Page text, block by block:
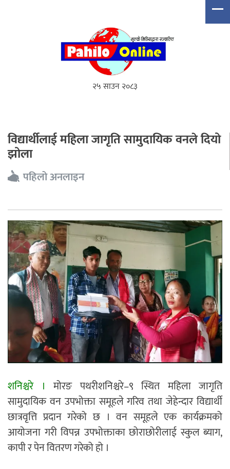
२५ साउन २०८३
विद्यार्थीलाई महिला जागृति सामुदायिक वनले दियो
झोला
पहिलो अनलाइन
शनिश्चरे । मोरङ पथरीशनिश्चरे–९ स्थित महिला जागृति
सामुदायिक वन उपभोक्ता समूहले गरिव तथा जेहेन्दार विद्यार्थी
छात्रवृत्ति प्रदान गरेको छ । वन समूहले एक कार्यक्रमको
आयोजना गरी विपन्न उपभोक्ताका छोराछोरीलाई स्कुल ब्याग,
कापी र पेन वितरण गरेको हो ।